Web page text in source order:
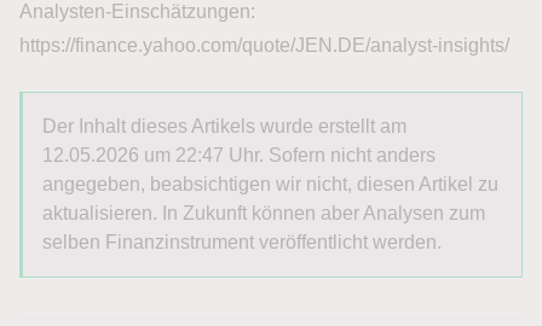
Analysten-Einschätzungen:
https://finance.yahoo.com/quote/JEN.DE/analyst-insights/
Der Inhalt dieses Artikels wurde erstellt am
12.05.2026 um 22:47 Uhr. Sofern nicht anders
angegeben, beabsichtigen wir nicht, diesen Artikel zu
aktualisieren. In Zukunft können aber Analysen zum
selben Finanzinstrument veröffentlicht werden.